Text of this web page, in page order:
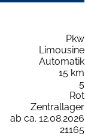
Pkw
Limousine
Automatik
15 km
5
Rot
Zentrallager
ab ca. 12.08.2026
21165